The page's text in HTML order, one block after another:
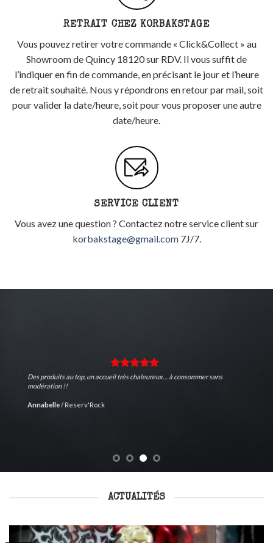
RETRAIT CHEZ KORBAKSTAGE
Vous pouvez retirer votre commande « Click&Collect » au
Showroom de Quincy 18120 sur RDV. Il vous suffit de
l’indiquer en fin de commande, en précisant le jour et l’heure
de retrait souhaité. Nous y répondrons en retour par mail, soit
pour valider la date/heure, soit pour vous proposer une autre
date/heure.
SERVICE CLIENT
Vous avez une question ? Contactez notre service client sur
korbakstage@gmail.com7J/7.
Des produits au top, un accueil très chaleureux… à consommer sans
modération !!
Annabelle /Reserv'Rock
ACTUALITÉS